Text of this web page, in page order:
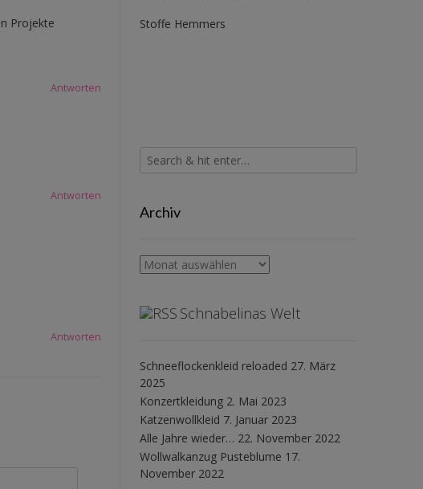
Projekte
Antworten
Antworten
Antworten
Stoffe Hemmers
Archiv
Archiv
Schnabelinas Welt
Schneeflockenkleid reloaded 27. März
2025
Konzertkleidung 2. Mai 2023
Katzenwollkleid 7. Januar 2023
Alle Jahre wieder… 22. November 2022
Wollwalkanzug Pusteblume 17.
November 2022